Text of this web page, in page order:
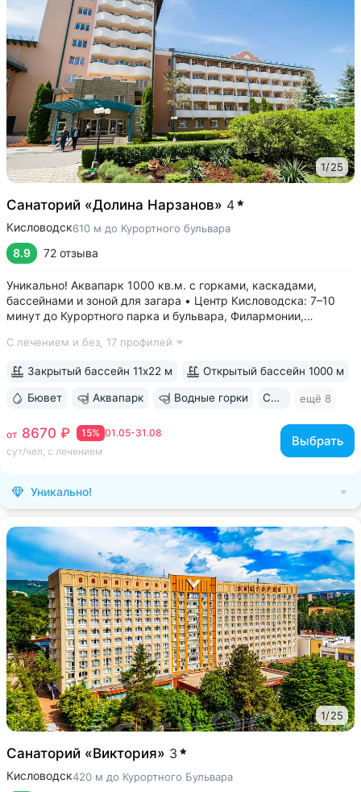
1/25
Санаторий «Долина Нарзанов» 4
Кисловодск610 м до Курортного бульвара
8.9 72 отзыва
Уникально! Аквапарк 1000 кв.м. с горками, каскадами,
бассейнами и зоной для загара • Центр Кисловодска: 7–10
минут до Курортного парка и бульвара, Филармонии,
курортов: «Ессентуки-4» и «Славяновская» (Железноводск).
С лечением и без, 17 профилей
01.05-31.08
15%
от 8670 ₽
сут/чел, с лечением
Выбрать
Закрытый бассейн 11х22 м Открытый бассейн 1000 м
Бювет Аквапарк Водные горки Свой парк ещё 8
Уникально!
1/25
Санаторий «Виктория» 3
Кисловодск420 м до Курортного Бульвара